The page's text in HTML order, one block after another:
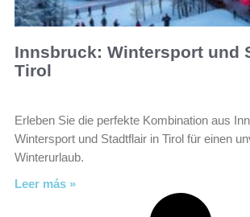
Innsbruck: Wintersport und
Tirol
Erleben Sie die perfekte Kombination aus
Wintersport und Stadtflair in Tirol für einen
Winterurlaub.
Leer más »